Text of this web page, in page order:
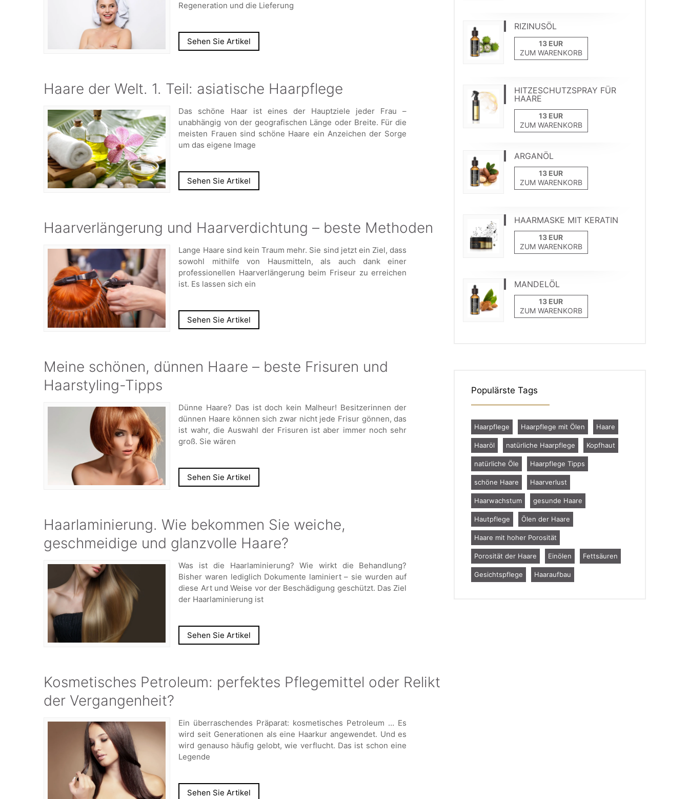
Regeneration und die Lieferung
Sehen Sie Artikel
Haare der Welt. 1. Teil: asiatische Haarpflege
Das schöne Haar ist eines der Hauptziele jeder Frau –
unabhängig von der geografischen Länge oder Breite. Für die
meisten Frauen sind schöne Haare ein Anzeichen der Sorge
um das eigene Image
Sehen Sie Artikel
Haarverlängerung und Haarverdichtung – beste Methoden
Lange Haare sind kein Traum mehr. Sie sind jetzt ein Ziel, dass
sowohl mithilfe von Hausmitteln, als auch dank einer
professionellen Haarverlängerung beim Friseur zu erreichen
ist. Es lassen sich ein
Sehen Sie Artikel
Meine schönen, dünnen Haare – beste Frisuren und
Haarstyling-Tipps
Dünne Haare? Das ist doch kein Malheur! Besitzerinnen der
dünnen Haare können sich zwar nicht jede Frisur gönnen, das
ist wahr, die Auswahl der Frisuren ist aber immer noch sehr
groß. Sie wären
Sehen Sie Artikel
Haarlaminierung. Wie bekommen Sie weiche,
geschmeidige und glanzvolle Haare?
Was ist die Haarlaminierung? Wie wirkt die Behandlung?
Bisher waren lediglich Dokumente laminiert – sie wurden auf
diese Art und Weise vor der Beschädigung geschützt. Das Ziel
der Haarlaminierung ist
Sehen Sie Artikel
Kosmetisches Petroleum: perfektes Pflegemittel oder Relikt
der Vergangenheit?
Ein überraschendes Präparat: kosmetisches Petroleum … Es
wird seit Generationen als eine Haarkur angewendet. Und es
wird genauso häufig gelobt, wie verflucht. Das ist schon eine
Legende
Sehen Sie Artikel
RIZINUSÖL
ZUM WARENKORB
HITZESCHUTZSPRAY FÜR
HAARE
ZUM WARENKORB
ARGANÖL
ZUM WARENKORB
HAARMASKE MIT KERATIN
ZUM WARENKORB
MANDELÖL
ZUM WARENKORB
Populärste Tags
Haarpflege Haarpflege mit Ölen Haare
Haaröl natürliche Haarpflege Kopfhaut
natürliche Öle Haarpflege Tipps
schöne Haare Haarverlust
Haarwachstum gesunde Haare
Hautpflege Ölen der Haare
Haare mit hoher Porosität
Porosität der Haare Einölen Fettsäuren
Gesichtspflege Haaraufbau